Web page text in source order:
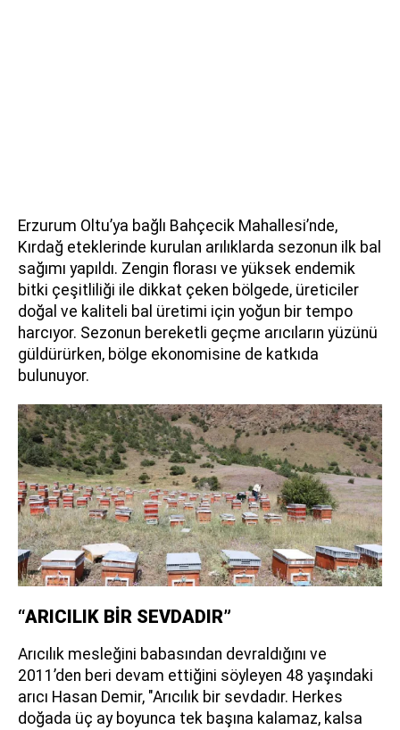
Erzurum Oltu’ya bağlı Bahçecik Mahallesi’nde,
Kırdağ eteklerinde kurulan arılıklarda sezonun ilk bal
sağımı yapıldı. Zengin florası ve yüksek endemik
bitki çeşitliliği ile dikkat çeken bölgede, üreticiler
doğal ve kaliteli bal üretimi için yoğun bir tempo
harcıyor. Sezonun bereketli geçme arıcıların yüzünü
güldürürken, bölge ekonomisine de katkıda
bulunuyor.
“ARICILIK BİR SEVDADIR”
Arıcılık mesleğini babasından devraldığını ve
2011’den beri devam ettiğini söyleyen 48 yaşındaki
arıcı Hasan Demir, "Arıcılık bir sevdadır. Herkes
doğada üç ay boyunca tek başına kalamaz, kalsa